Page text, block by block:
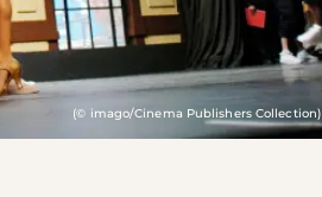
(© imago/Cinema Publishers Collection)